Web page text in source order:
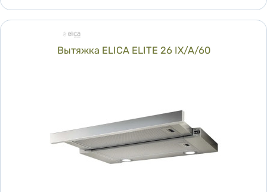
Вытяжка ELICA ELITE 26 IX/A/60